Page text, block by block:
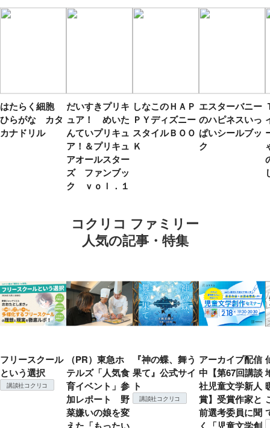
はたらく細胞
ひらがな カタ
カナドリル
だいすきプリキ
ュア！ めいた
んていプリキュ
ア！＆プリキュ
アオールスター
ズ ファンブッ
ク ｖｏｌ．１
しなこのＨＡＰ
ＰＹディズニー
スタイルＢＯＯ
Ｋ
エスターバニー
のハピネスいっ
ぱいシールブッ
ク
コクリコ ファミリー
人気の記事・特集
フリースクール
という選択
講談社コクリコ
（PR）東急ホ
テルズ「人気食
育イベント」参
加レポート 野
菜嫌いの娘を変
『神の蝶、舞う
果て』公式サイ
ト
講談社コクリコ
アーカイブ配信
中【第67回講談
社児童文学新人
賞】受賞作家と
前選考委員に聞